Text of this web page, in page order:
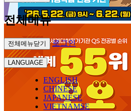
전체메뉴
전체메뉴닫기 로그인
LANGUAGE
ENGLISH
CHINESE
JAPANESE
VIETNAMSE